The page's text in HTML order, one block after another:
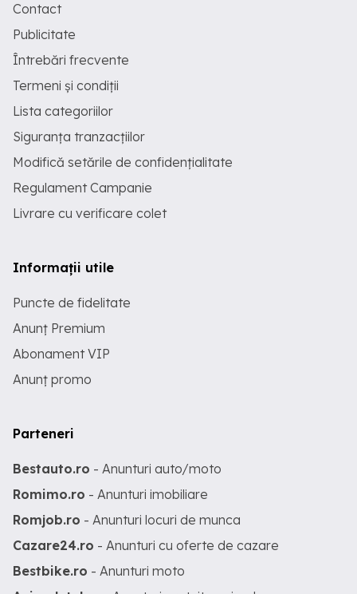
Contact
Publicitate
Întrebări frecvente
Termeni și condiții
Lista categoriilor
Siguranța tranzacțiilor
Modifică setările de confidențialitate
Regulament Campanie
Livrare cu verificare colet
Informații utile
Puncte de fidelitate
Anunț Premium
Abonament VIP
Anunț promo
Parteneri
Bestauto.ro - Anunturi auto/moto
Romimo.ro - Anunturi imobiliare
Romjob.ro - Anunturi locuri de munca
Cazare24.ro - Anunturi cu oferte de cazare
Bestbike.ro - Anunturi moto